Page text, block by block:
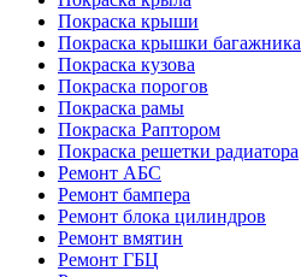
Покраска крыши
Покраска крышки багажника
Покраска кузова
Покраска порогов
Покраска рамы
Покраска Раптором
Покраска решетки радиатора
Ремонт АБС
Ремонт бампера
Ремонт блока цилиндров
Ремонт вмятин
Ремонт ГБЦ